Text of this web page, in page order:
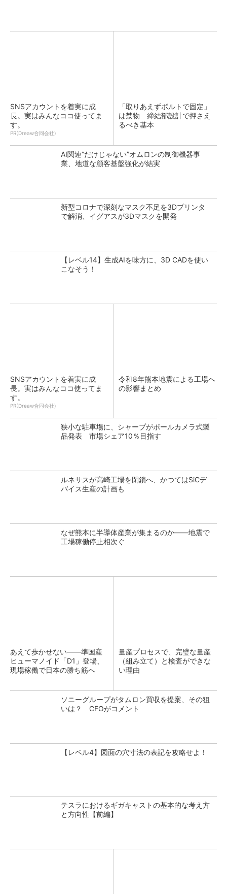
SNSアカウントを着実に成
長。実はみんなココ使ってま
す。
PR(Dreaw合同会社)
「取りあえずボルトで固定」
は禁物 締結部設計で押さえ
るべき基本
AI関連“だけじゃない”オムロンの制御機器事
業、地道な顧客基盤強化が結実
新型コロナで深刻なマスク不足を3Dプリンタ
で解消、イグアスが3Dマスクを開発
【レベル14】生成AIを味方に、3D CADを使い
こなそう！
SNSアカウントを着実に成
長。実はみんなココ使ってま
す。
PR(Dreaw合同会社)
令和8年熊本地震による工場へ
の影響まとめ
狭小な駐車場に、シャープがポールカメラ式製
品発表 市場シェア10％目指す
ルネサスが高崎工場を閉鎖へ、かつてはSiCデ
バイス生産の計画も
なぜ熊本に半導体産業が集まるのか――地震で
工場稼働停止相次ぐ
あえて歩かせない――準国産
ヒューマノイド「D1」登場、
現場稼働で日本の勝ち筋へ
量産プロセスで、完璧な量産
（組み立て）と検査ができな
い理由
ソニーグループがタムロン買収を提案、その狙
いは？ CFOがコメント
【レベル4】図面の穴寸法の表記を攻略せよ！
テスラにおけるギガキャストの基本的な考え方
と方向性【前編】